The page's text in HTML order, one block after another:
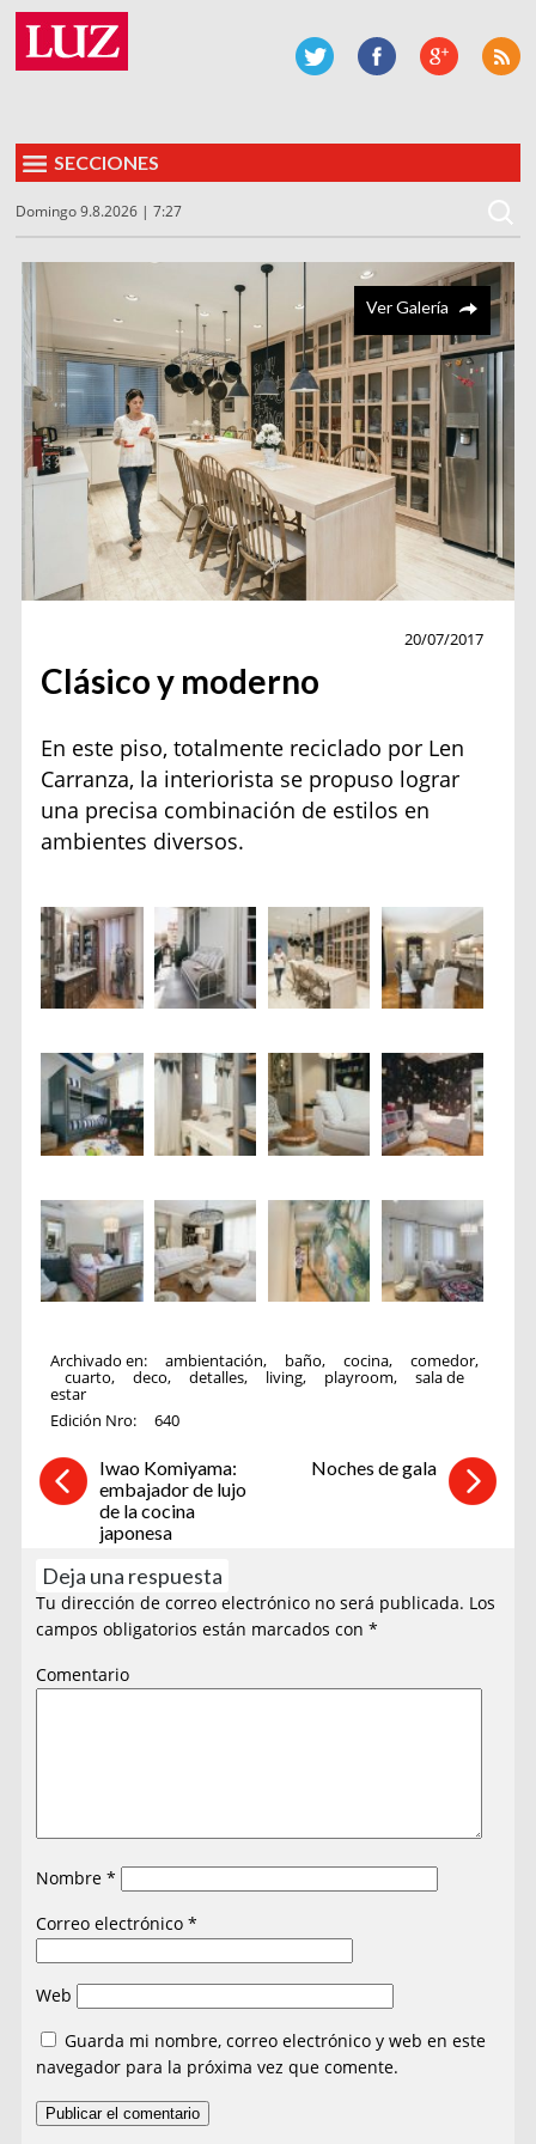
SECCIONES
Domingo 9.8.2026 | 7:27
Ver Galería
20/07/2017
Clásico y moderno
En este piso, totalmente reciclado por Len
Carranza, la interiorista se propuso lograr
una precisa combinación de estilos en
ambientes diversos.
Archivado en: ambientación, baño, cocina, comedor,
cuarto, deco, detalles, living, playroom, sala de
estar
Edición Nro:
640
Iwao Komiyama:
embajador de lujo
de la cocina
japonesa
Noches de gala
Deja una respuesta
Tu dirección de correo electrónico no será publicada. Los
campos obligatorios están marcados con*
Comentario
Nombre*
Correo electrónico*
Web
Guarda mi nombre, correo electrónico y web en este
navegador para la próxima vez que comente.